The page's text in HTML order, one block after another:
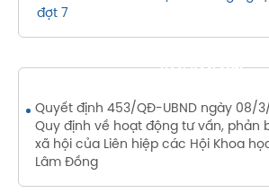
đợt 7
VĂN BẢN MỚI
Quyết định 453/QĐ-UBND ngày 08/
Quy định về hoạt động tư vấn, phản
xã hội của Liên hiệp các Hội Khoa
Lâm Đồng